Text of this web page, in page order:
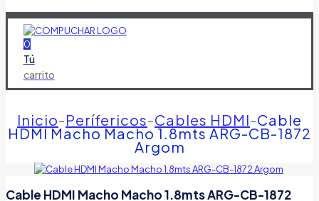
0
Tú
carrito
Inicio-Perífericos-Cables HDMI-Cable
HDMI Macho Macho 1.8mts ARG-CB-1872
Argom
Cable HDMI Macho Macho 1.8mts ARG-CB-1872